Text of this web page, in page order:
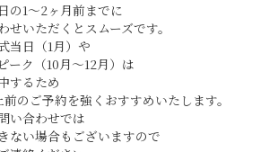
の1〜2ヶ月前までに
せいただくとスムーズです。
当日（1月）や
ーク（10月〜12月）は
するため
のご予約を強くおすすめいたします。
い合わせでは
ない場合もございますので